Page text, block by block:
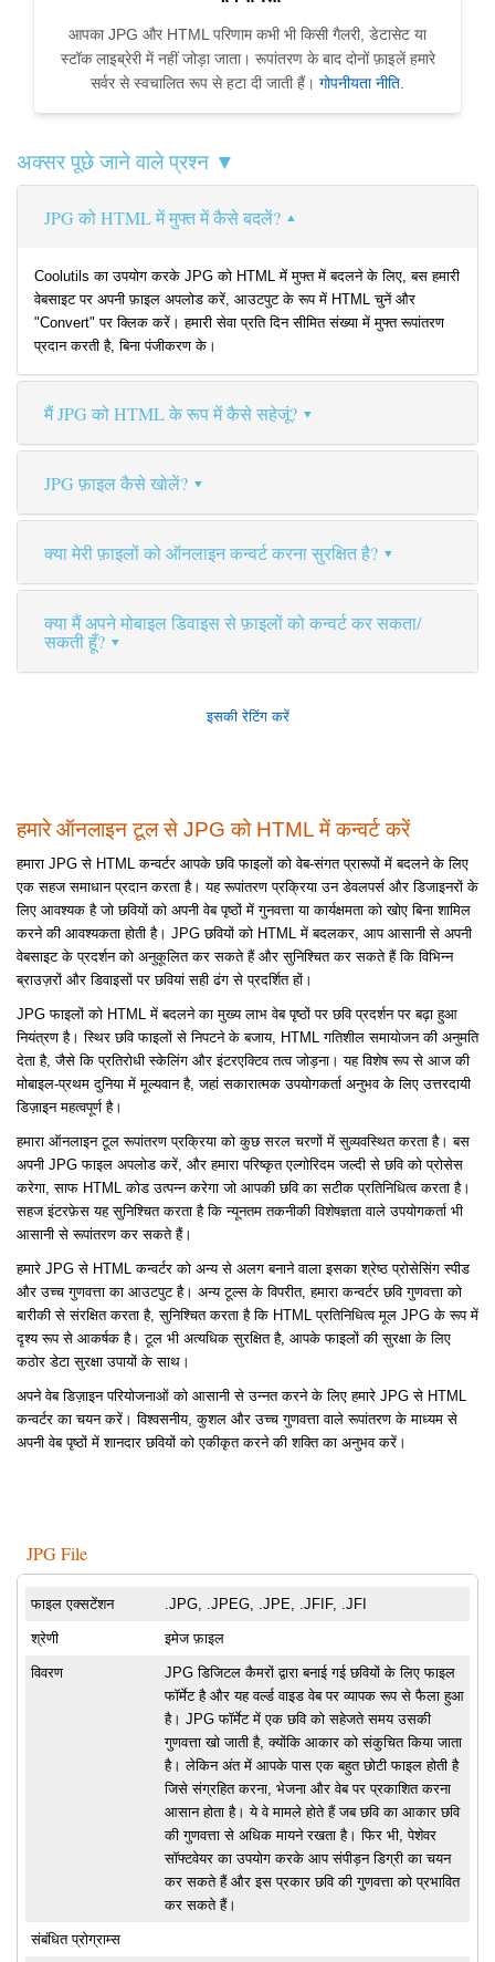
आपका JPG और HTML परिणाम कभी भी किसी गैलरी, डेटासेट या
स्टॉक लाइब्रेरी में नहीं जोड़ा जाता। रूपांतरण के बाद दोनों फ़ाइलें हमारे
सर्वर से स्वचालित रूप से हटा दी जाती हैं। गोपनीयता नीति.
अक्सर पूछे जाने वाले प्रश्न ▼
JPG को HTML में मुफ्त में कैसे बदलें?
Coolutils का उपयोग करके JPG को HTML में मुफ्त में बदलने के लिए, बस हमारी
वेबसाइट पर अपनी फ़ाइल अपलोड करें, आउटपुट के रूप में HTML चुनें और
"Convert" पर क्लिक करें। हमारी सेवा प्रति दिन सीमित संख्या में मुफ्त रूपांतरण
प्रदान करती है, बिना पंजीकरण के।
मैं JPG को HTML के रूप में कैसे सहेजूं?
JPG फ़ाइल कैसे खोलें?
क्या मेरी फ़ाइलों को ऑनलाइन कन्वर्ट करना सुरक्षित है?
क्या मैं अपने मोबाइल डिवाइस से फ़ाइलों को कन्वर्ट कर सकता/
सकती हूँ?
इसकी रेटिंग करें
हमारे ऑनलाइन टूल से JPG को HTML में कन्वर्ट करें
हमारा JPG से HTML कन्वर्टर आपके छवि फाइलों को वेब-संगत प्रारूपों में बदलने के लिए
एक सहज समाधान प्रदान करता है। यह रूपांतरण प्रक्रिया उन डेवलपर्स और डिजाइनरों के
लिए आवश्यक है जो छवियों को अपनी वेब पृष्ठों में गुनवत्ता या कार्यक्षमता को खोए बिना शामिल
करने की आवश्यकता होती है। JPG छवियों को HTML में बदलकर, आप आसानी से अपनी
वेबसाइट के प्रदर्शन को अनुकूलित कर सकते हैं और सुनिश्चित कर सकते हैं कि विभिन्न
ब्राउज़रों और डिवाइसों पर छवियां सही ढंग से प्रदर्शित हों।
JPG फाइलों को HTML में बदलने का मुख्य लाभ वेब पृष्ठों पर छवि प्रदर्शन पर बढ़ा हुआ
नियंत्रण है। स्थिर छवि फाइलों से निपटने के बजाय, HTML गतिशील समायोजन की अनुमति
देता है, जैसे कि प्रतिरोधी स्केलिंग और इंटरएक्टिव तत्व जोड़ना। यह विशेष रूप से आज की
मोबाइल-प्रथम दुनिया में मूल्यवान है, जहां सकारात्मक उपयोगकर्ता अनुभव के लिए उत्तरदायी
डिज़ाइन महत्वपूर्ण है।
हमारा ऑनलाइन टूल रूपांतरण प्रक्रिया को कुछ सरल चरणों में सुव्यवस्थित करता है। बस
अपनी JPG फाइल अपलोड करें, और हमारा परिष्कृत एल्गोरिदम जल्दी से छवि को प्रोसेस
करेगा, साफ HTML कोड उत्पन्न करेगा जो आपकी छवि का सटीक प्रतिनिधित्व करता है।
सहज इंटरफ़ेस यह सुनिश्चित करता है कि न्यूनतम तकनीकी विशेषज्ञता वाले उपयोगकर्ता भी
आसानी से रूपांतरण कर सकते हैं।
हमारे JPG से HTML कन्वर्टर को अन्य से अलग बनाने वाला इसका श्रेष्ठ प्रोसेसिंग स्पीड
और उच्च गुणवत्ता का आउटपुट है। अन्य टूल्स के विपरीत, हमारा कन्वर्टर छवि गुणवत्ता को
बारीकी से संरक्षित करता है, सुनिश्चित करता है कि HTML प्रतिनिधित्व मूल JPG के रूप में
दृश्य रूप से आकर्षक है। टूल भी अत्यधिक सुरक्षित है, आपके फाइलों की सुरक्षा के लिए
कठोर डेटा सुरक्षा उपायों के साथ।
अपने वेब डिज़ाइन परियोजनाओं को आसानी से उन्नत करने के लिए हमारे JPG से HTML
कन्वर्टर का चयन करें। विश्वसनीय, कुशल और उच्च गुणवत्ता वाले रूपांतरण के माध्यम से
अपनी वेब पृष्ठों में शानदार छवियों को एकीकृत करने की शक्ति का अनुभव करें।
JPG File
फाइल एक्सटेंशन .JPG, .JPEG, .JPE, .JFIF, .JFI
श्रेणी इमेज फ़ाइल
विवरण
JPG डिजिटल कैमरों द्वारा बनाई गई छवियों के लिए फाइल
फॉर्मेट है और यह वर्ल्ड वाइड वेब पर व्यापक रूप से फैला हुआ
है। JPG फॉर्मेट में एक छवि को सहेजते समय उसकी
गुणवत्ता खो जाती है, क्योंकि आकार को संकुचित किया जाता
है। लेकिन अंत में आपके पास एक बहुत छोटी फाइल होती है
जिसे संग्रहित करना, भेजना और वेब पर प्रकाशित करना
आसान होता है। ये वे मामले होते हैं जब छवि का आकार छवि
की गुणवत्ता से अधिक मायने रखता है। फिर भी, पेशेवर
सॉफ्टवेयर का उपयोग करके आप संपीड़न डिग्री का चयन
कर सकते हैं और इस प्रकार छवि की गुणवत्ता को प्रभावित
कर सकते हैं।
संबंधित प्रोग्राम्स